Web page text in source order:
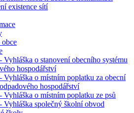
existence sítí
obce
Vyhláška o stanovení obecního systému
hospodářství
- Vyhláška o místním poplatku za obecní
hospodářství
Vyhláška o místním poplatku ze psů
- Vyhláška společný školní obvod